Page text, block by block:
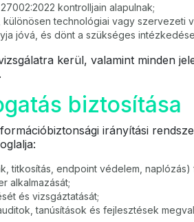
kontrolljain alapulnak;
technológiai vagy szervezeti
jóvá, és dönt a szükséges
kerül, valamint minden
biztosítása
irányítási
titkosítás, endpoint védelem, naplózás)
alkalmazását;
és vizsgáztatását;
tanúsítások és fejlesztések